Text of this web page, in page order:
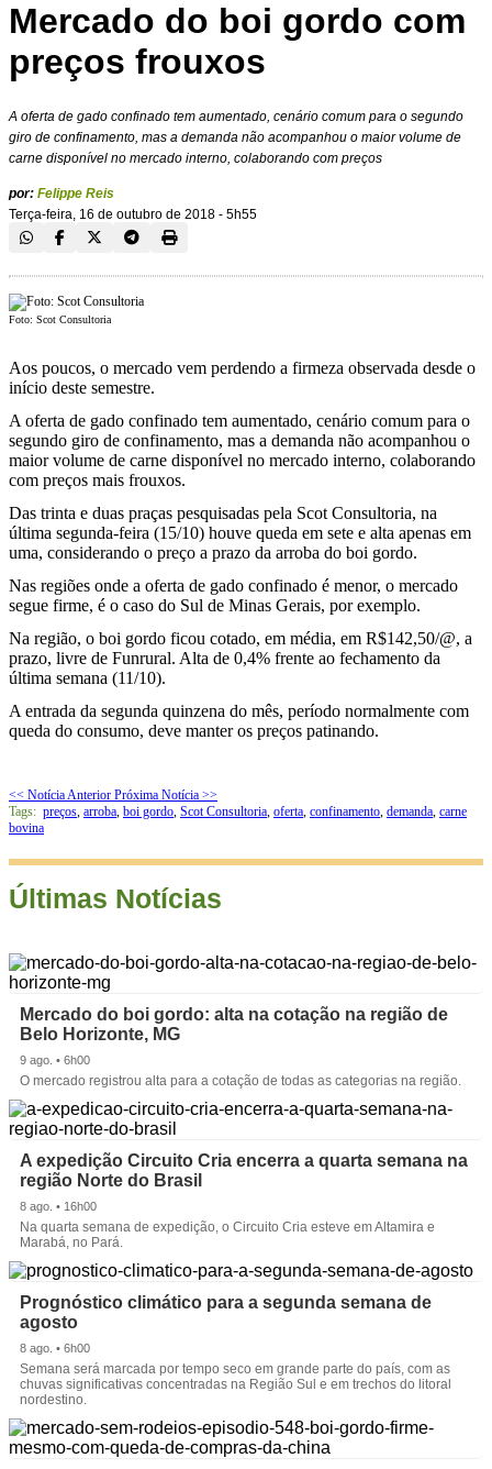
Mercado do boi gordo com
preços frouxos
A oferta de gado confinado tem aumentado, cenário comum para o segundo
giro de confinamento, mas a demanda não acompanhou o maior volume de
carne disponível no mercado interno, colaborando com preços
por: Felippe Reis
Terça-feira, 16 de outubro de 2018 - 5h55
Foto: Scot Consultoria
Aos poucos, o mercado vem perdendo a firmeza observada desde o
início deste semestre.
A oferta de gado confinado tem aumentado, cenário comum para o
segundo giro de confinamento, mas a demanda não acompanhou o
maior volume de carne disponível no mercado interno, colaborando
com preços mais frouxos.
Das trinta e duas praças pesquisadas pela Scot Consultoria, na
última segunda-feira (15/10) houve queda em sete e alta apenas em
uma, considerando o preço a prazo da arroba do boi gordo.
Nas regiões onde a oferta de gado confinado é menor, o mercado
segue firme, é o caso do Sul de Minas Gerais, por exemplo.
Na região, o boi gordo ficou cotado, em média, em R$142,50/@, a
prazo, livre de Funrural. Alta de 0,4% frente ao fechamento da
última semana (11/10).
A entrada da segunda quinzena do mês, período normalmente com
queda do consumo, deve manter os preços patinando.
<< Notícia Anterior Próxima Notícia >>
Tags: preços, arroba, boi gordo, Scot Consultoria, oferta, confinamento, demanda, carne
bovina
Últimas Notícias
Mercado do boi gordo: alta na cotação na região de
Belo Horizonte, MG
9 ago. • 6h00
O mercado registrou alta para a cotação de todas as categorias na região.
A expedição Circuito Cria encerra a quarta semana na
região Norte do Brasil
8 ago. • 16h00
Na quarta semana de expedição, o Circuito Cria esteve em Altamira e
Marabá, no Pará.
Prognóstico climático para a segunda semana de
agosto
8 ago. • 6h00
Semana será marcada por tempo seco em grande parte do país, com as
chuvas significativas concentradas na Região Sul e em trechos do litoral
nordestino.